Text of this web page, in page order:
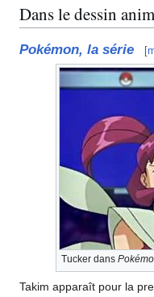
Dans le dessin
Pokémon, la série [
Tucker dans
Takim apparaît pour la